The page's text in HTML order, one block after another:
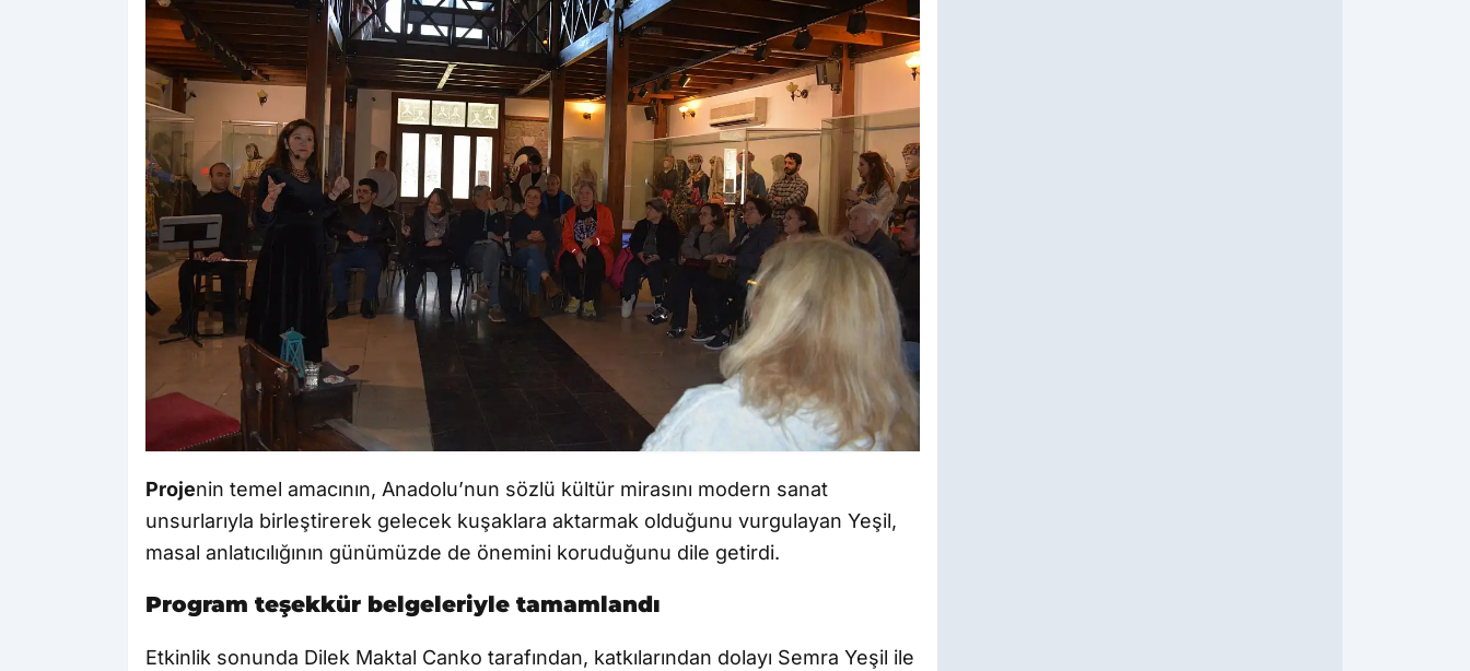
Projenin temel amacının, Anadolu’nun sözlü kültür mirasını modern sanat
unsurlarıyla birleştirerek gelecek kuşaklara aktarmak olduğunu vurgulayan Yeşil,
masal anlatıcılığının günümüzde de önemini koruduğunu dile getirdi.
Program teşekkür belgeleriyle tamamlandı
Etkinlik sonunda Dilek Maktal Canko tarafından, katkılarından dolayı Semra Yeşil ile